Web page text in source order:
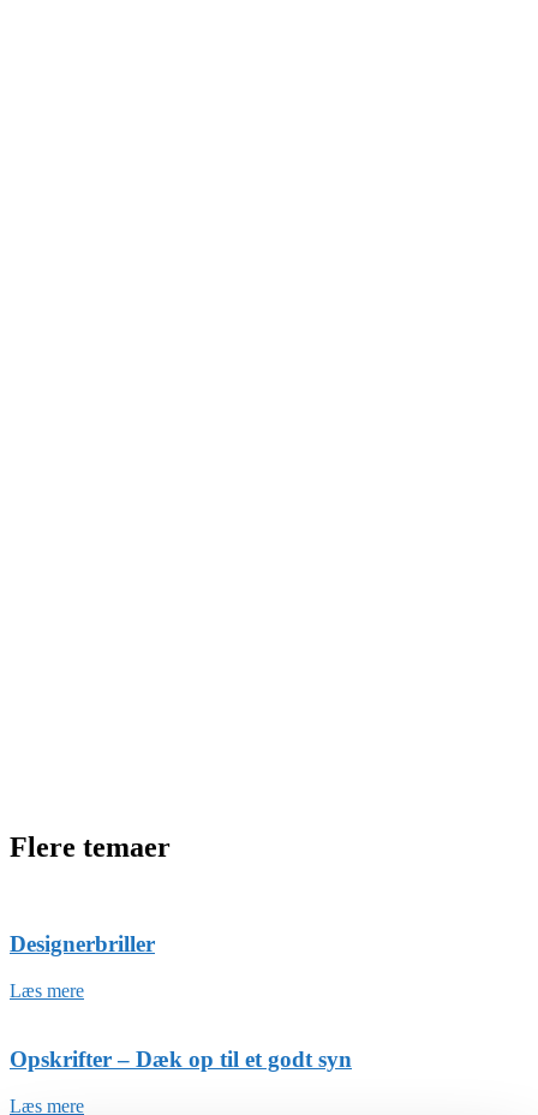
Flere temaer
Designerbriller
Læs mere
Opskrifter – Dæk op til et godt syn
Læs mere